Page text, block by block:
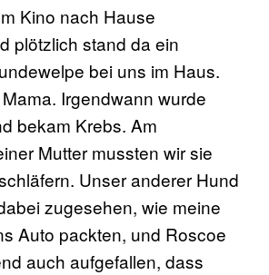
Kino nach Hause
plötzlich stand da ein
bei uns im Haus.
Irgendwann wurde
bekam Krebs. Am
Mutter mussten wir sie
Unser anderer Hund
zugesehen, wie meine
Auto packten, und Roscoe
auch aufgefallen, dass